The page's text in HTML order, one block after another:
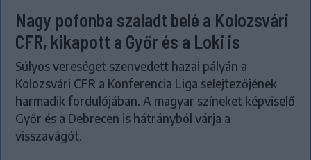
Nagy pofonba szaladt belé a Kolozsvári
CFR, kikapott a Győr és a Loki is
Súlyos vereséget szenvedett hazai pályán a
Kolozsvári CFR a Konferencia Liga selejtezőjének
harmadik fordulójában. A magyar színeket képviselő
Győr és a Debrecen is hátrányból várja a
visszavágót.